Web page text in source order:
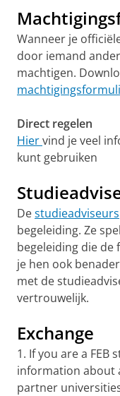
Wanneer je
door iemand
machtigen.
Direct regelen
Hiervind je veel
kunt gebruiken
Destudieadviseurs
begeleiding. Ze
begeleiding die
je hen ook
met de
vertrouwelijk.
Exchange
1. If you are a
information about
partner